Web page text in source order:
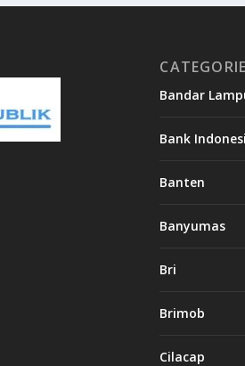
Bandar
Bank
Banten
Banyumas
Bri
Brimob
Cilacap